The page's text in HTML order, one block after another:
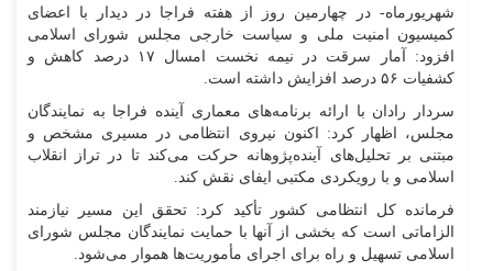
شهریورماه- در چهارمین روز از هفته فراجا در دیدار با اعضای
کمیسیون امنیت ملی و سیاست خارجی مجلس شورای اسلامی
افزود: آمار سرقت در نیمه نخست امسال ۱۷ درصد کاهش و
کشفیات ۵۶ درصد افزایش داشته است.
سردار رادان با ارائه برنامه‌های معماری آینده فراجا به نمایندگان
مجلس، اظهار کرد: اکنون نیروی انتظامی در مسیری مشخص و
مبتنی بر تحلیل‌های آینده‌پژوهانه حرکت می‌کند تا در تراز انقلاب
اسلامی و با رویکردی مکتبی ایفای نقش کند.
فرمانده کل انتظامی کشور تأکید کرد: تحقق این مسیر نیازمند
الزاماتی است که بخشی از آنها با حمایت نمایندگان مجلس شورای
اسلامی تسهیل و راه برای اجرای مأموریت‌ها هموار می‌شود.